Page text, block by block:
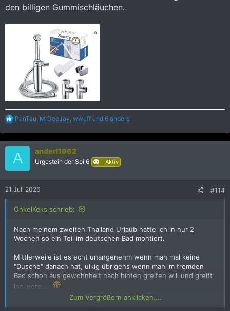
den billigen Gummischläuchen.
R
a
k
i
n
:
PanTau MrDeeJay wwuff und 6 andere
A anderl1962
Urgestein der Soi 6 Aktiv
21 Juli 2026 #114
OnkelKeks schrieb:
Nach meinem zweiten Thailand Urlaub hatte ich in nur 2
Wochen so ein Teil im deutschen Bad montiert.
Mittlerweile ist es echt unangenehm wenn man mal keine
"Dusche" danach hat, ulkig übrigens wenn man im fremden
Bad schon aus gewohnheit nach hinten greifen will und greift
ins leere....
Zum Vergrößern anklicken....